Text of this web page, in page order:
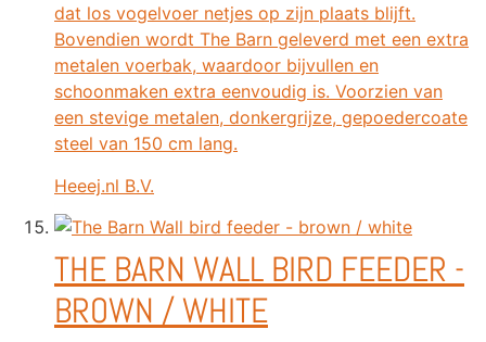
dat los vogelvoer netjes op zijn plaats blijft.
Bovendien wordt The Barn geleverd met een extra
metalen voerbak, waardoor bijvullen en
schoonmaken extra eenvoudig is. Voorzien van
een stevige metalen, donkergrijze, gepoedercoate
steel van 150 cm lang.
Heeej.nl B.V.
THE BARN WALL BIRD FEEDER -
BROWN / WHITE